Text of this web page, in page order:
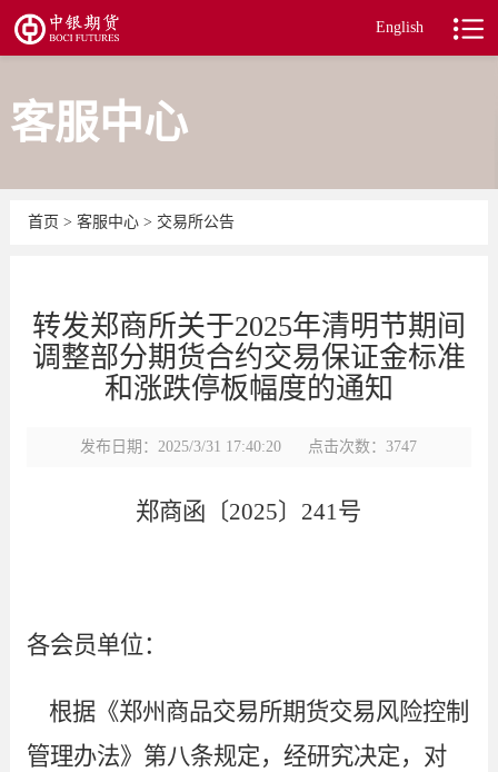
English
客服中心
首页 > 客服中心 > 交易所公告
转发郑商所关于2025年清明节期间
调整部分期货合约交易保证金标准
和涨跌停板幅度的通知
发布日期：2025/3/31 17:40:20 点击次数：3747
郑商函〔2025〕241号
各会员单位：
根据《郑州商品交易所期货交易风险控制
管理办法》第八条规定，经研究决定，对